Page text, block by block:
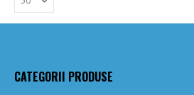
CATEGORII PRODUSE